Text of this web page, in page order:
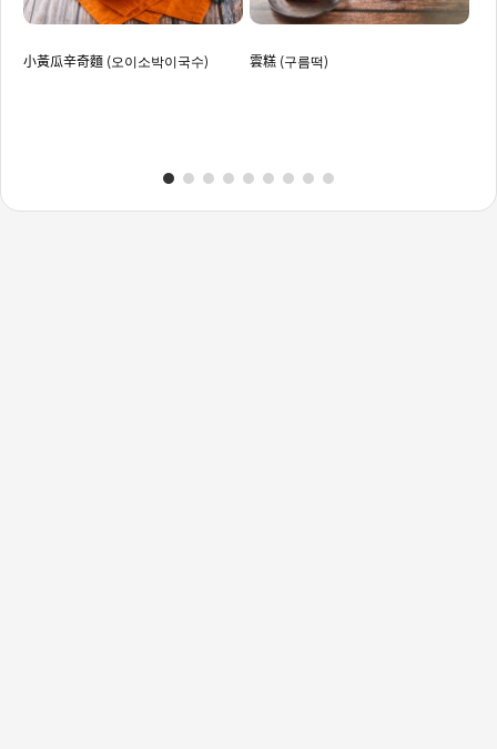
小黃瓜辛奇麵 (오이소박이국수) 雲糕 (구름떡)